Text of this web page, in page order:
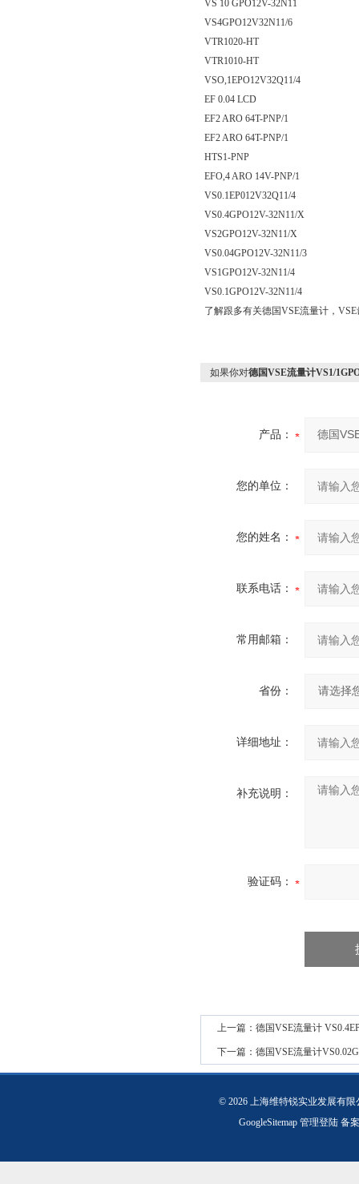
VS 10 GPO12V-32N11
VS4GPO12V32N11/6
VTR1020-HT
VTR1010-HT
VSO,1EPO12V32Q11/4
EF 0.04 LCD
EF2 ARO 64T-PNP/1
EF2 ARO 64T-PNP/1
HTS1-PNP
EFO,4 ARO 14V-PNP/1
VS0.1EP012V32Q11/4
VS0.4GPO12V-32N11/X
VS2GPO12V-32N11/X
VS0.04GPO12V-32N11/3
VS1GPO12V-32N11/4
VS0.1GPO12V-32N11/4
了解跟多有关德国VSE流量计，
如果你对德国VSE流量计VS1/
产品：
您的单位：
您的姓名：
联系电话：
常用邮箱：
省份：
详细地址：
补充说明：
验证码：
上一篇： 德国VSE流量计
下一篇： 德国VSE流量计
© 2026 上海维特锐实业发展有
GoogleSitemap 管理登陆 备